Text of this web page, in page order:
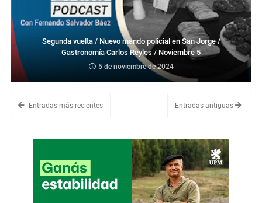
Segunda vuelta / Nuevo mando policial en San Jorge /
Gastronomía Carlos Reyles / Noviembre 5
5 de noviembre de 2024
Entradas más recientes Entradas antiguas